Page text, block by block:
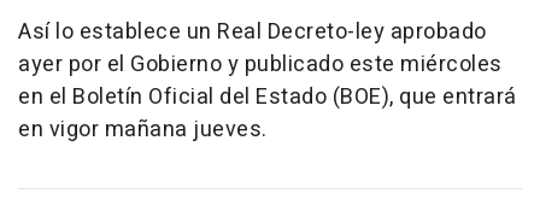
Así lo establece un Real Decreto-ley aprobado
ayer por el Gobierno y publicado este miércoles
en el Boletín Oficial del Estado (BOE), que entrará
en vigor mañana jueves.